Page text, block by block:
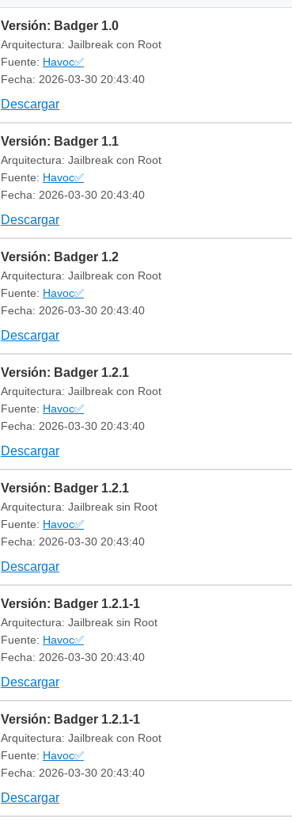
Versión: Badger 1.0
Arquitectura: Jailbreak con Root
Fuente: Havoc✅
Fecha: 2026-03-30 20:43:40
Descargar
Versión: Badger 1.1
Arquitectura: Jailbreak con Root
Fuente: Havoc✅
Fecha: 2026-03-30 20:43:40
Descargar
Versión: Badger 1.2
Arquitectura: Jailbreak con Root
Fuente: Havoc✅
Fecha: 2026-03-30 20:43:40
Descargar
Versión: Badger 1.2.1
Arquitectura: Jailbreak con Root
Fuente: Havoc✅
Fecha: 2026-03-30 20:43:40
Descargar
Versión: Badger 1.2.1
Arquitectura: Jailbreak sin Root
Fuente: Havoc✅
Fecha: 2026-03-30 20:43:40
Descargar
Versión: Badger 1.2.1-1
Arquitectura: Jailbreak sin Root
Fuente: Havoc✅
Fecha: 2026-03-30 20:43:40
Descargar
Versión: Badger 1.2.1-1
Arquitectura: Jailbreak con Root
Fuente: Havoc✅
Fecha: 2026-03-30 20:43:40
Descargar